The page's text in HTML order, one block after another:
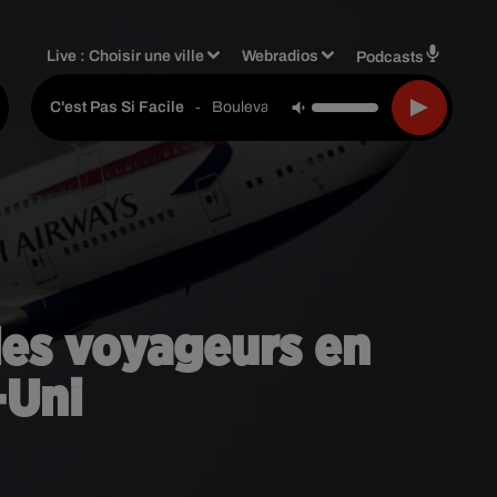
Live :Choisir une ville Webradios Podcasts
C'est Pas Si Facile - Boulevard Des Airs Feat. Carbonne
voyageurs en